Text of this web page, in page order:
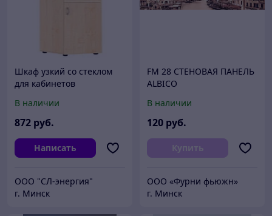
Шкаф узкий со стеклом
для кабинетов
В наличии
872 руб.
Написать
ООО "СЛ-энергия"
г. Минск
FM 28 СТЕНОВАЯ ПАНЕЛЬ
ALBICO
В наличии
120 руб.
Купить
ООО «Фурни фьюжн»
г. Минск